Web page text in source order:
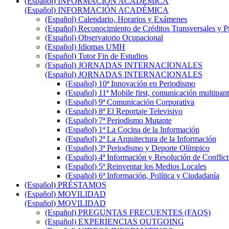
(Español) INFORMACIÓN ACADÉMICA
(Español) Calendario, Horarios y Exámenes
(Español) Reconocimiento de Créditos Transversales y
(Español) Observatorio Ocupacional
(Español) Idiomas UMH
(Español) Tutor Fin de Estudios
(Español) JORNADAS INTERNACIONALES
(Español) JORNADAS INTERNACIONALES
(Español) 10ª Innovación en Periodismo
(Español) 11ª Mobile first, comunicación
(Español) 9ª Comunicación Corporativa
(Español) 8ª El Reportaje Televisivo
(Español) 7ª Periodismo Mutante
(Español) 1ª La Cocina de la Información
(Español) 2ª La Arquitectura de la Información
(Español) 3ª Periodismo y Deporte Olímpico
(Español) 4ª Información y Resolución de
(Español) 5ª Reinventar los Medios Locales
(Español) 6ª Información, Política y Ciudadanía
(Español) PRÉSTAMOS
(Español) MOVILIDAD
(Español) MOVILIDAD
(Español) PREGUNTAS FRECUENTES (FAQS)
(Español) EXPERIENCIAS OUTGOING